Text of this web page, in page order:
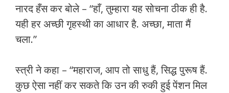
नारद हँस कर बोले – “हाँ, तुम्हारा यह सोचना ठीक ही है.
यही हर अच्छी गृहस्थी का आधार है. अच्छा, माता मैं
चला.”
स्त्री ने कहा – “महाराज, आप तो साधु हैं, सिद्ध पुरूष हैं.
कुछ ऐसा नहीं कर सकते कि उन की रुकी हुई पेंशन मिल